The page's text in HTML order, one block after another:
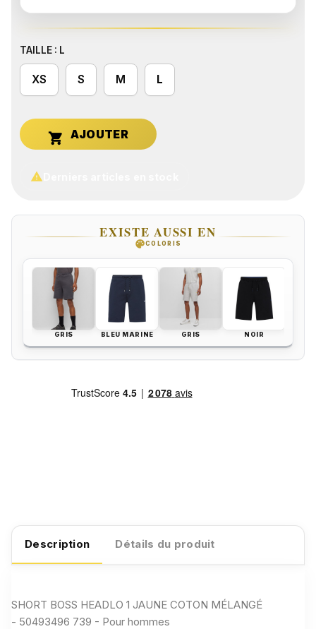
TAILLE : L
XS S M L


EXISTE AUSSI EN
paletteCOLORIS
GRIS BLEU MARINE GRIS NOIR
Description Détails du produit
SHORT BOSS HEADLO 1 JAUNE COTON MÉLANGÉ
- 50493496 739 - Pour hommes